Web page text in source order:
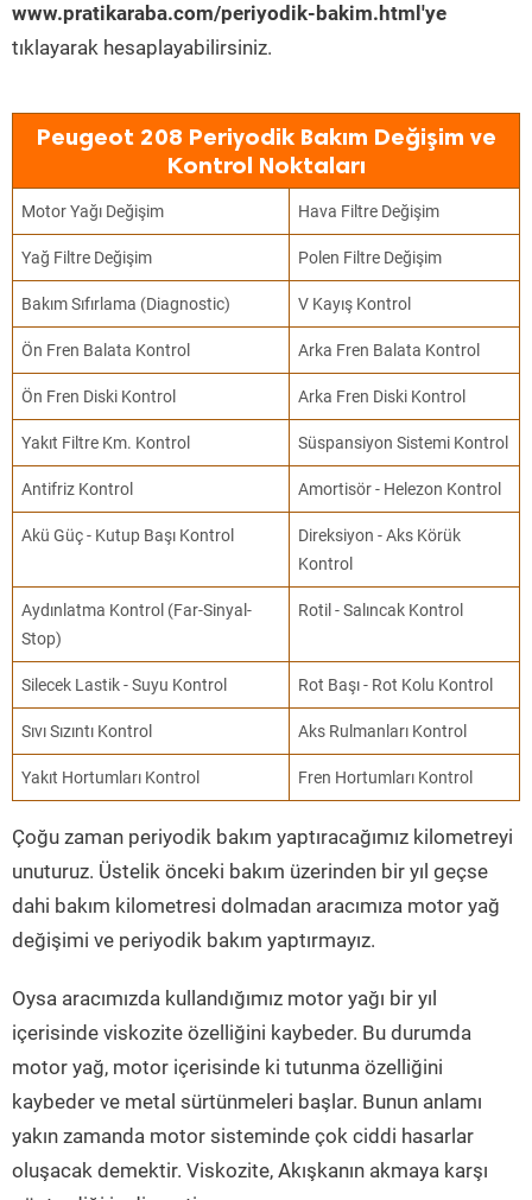
www.pratikaraba.com/periyodik-bakim.html'ye
tıklayarak hesaplayabilirsiniz.
Peugeot 208 Periyodik Bakım Değişim ve
Kontrol Noktaları
Motor Yağı Değişim Hava Filtre Değişim
Yağ Filtre Değişim Polen Filtre Değişim
Bakım Sıfırlama (Diagnostic) V Kayış Kontrol
Ön Fren Balata Kontrol Arka Fren Balata Kontrol
Ön Fren Diski Kontrol Arka Fren Diski Kontrol
Yakıt Filtre Km. Kontrol Süspansiyon Sistemi Kontrol
Antifriz Kontrol Amortisör - Helezon Kontrol
Akü Güç - Kutup Başı Kontrol
Direksiyon - Aks Körük
Kontrol
Aydınlatma Kontrol (Far-Sinyal-
Stop)
Rotil - Salıncak Kontrol
Silecek Lastik - Suyu Kontrol Rot Başı - Rot Kolu Kontrol
Sıvı Sızıntı Kontrol Aks Rulmanları Kontrol
Yakıt Hortumları Kontrol Fren Hortumları Kontrol
Çoğu zaman periyodik bakım yaptıracağımız kilometreyi
unuturuz. Üstelik önceki bakım üzerinden bir yıl geçse
dahi bakım kilometresi dolmadan aracımıza motor yağ
değişimi ve periyodik bakım yaptırmayız.
Oysa aracımızda kullandığımız motor yağı bir yıl
içerisinde viskozite özelliğini kaybeder. Bu durumda
motor yağ, motor içerisinde ki tutunma özelliğini
kaybeder ve metal sürtünmeleri başlar. Bunun anlamı
yakın zamanda motor sisteminde çok ciddi hasarlar
oluşacak demektir. Viskozite, Akışkanın akmaya karşı